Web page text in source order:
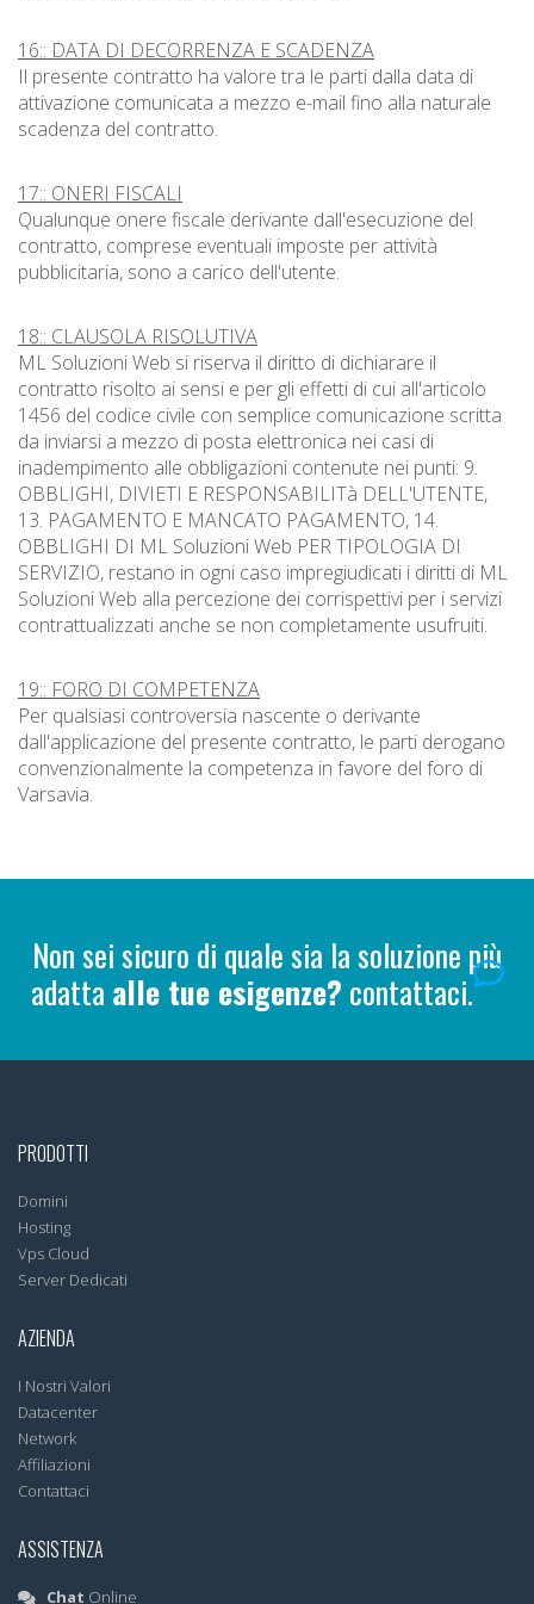
16:: DATA DI DECORRENZA E SCADENZA
Il presente contratto ha valore tra le parti dalla data di
attivazione comunicata a mezzo e-mail fino alla naturale
scadenza del contratto.
17:: ONERI FISCALI
Qualunque onere fiscale derivante dall'esecuzione del
contratto, comprese eventuali imposte per attività
pubblicitaria, sono a carico dell'utente.
18:: CLAUSOLA RISOLUTIVA
ML Soluzioni Web si riserva il diritto di dichiarare il
contratto risolto ai sensi e per gli effetti di cui all'articolo
1456 del codice civile con semplice comunicazione scritta
da inviarsi a mezzo di posta elettronica nei casi di
inadempimento alle obbligazioni contenute nei punti: 9.
OBBLIGHI, DIVIETI E RESPONSABILITà DELL'UTENTE,
13. PAGAMENTO E MANCATO PAGAMENTO, 14.
OBBLIGHI DI ML Soluzioni Web PER TIPOLOGIA DI
SERVIZIO, restano in ogni caso impregiudicati i diritti di ML
Soluzioni Web alla percezione dei corrispettivi per i servizi
contrattualizzati anche se non completamente usufruiti.
19:: FORO DI COMPETENZA
Per qualsiasi controversia nascente o derivante
dall'applicazione del presente contratto, le parti derogano
convenzionalmente la competenza in favore del foro di
Varsavia.
Non sei sicuro di quale sia la soluzione più
adatta alle tue esigenze? contattaci.
PRODOTTI
Domini
Hosting
Vps Cloud
Server Dedicati
AZIENDA
I Nostri Valori
Datacenter
Network
Affiliazioni
Contattaci
ASSISTENZA
Chat Online